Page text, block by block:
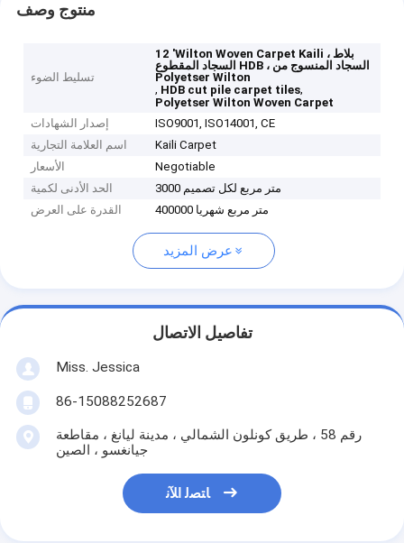
منتوج وصف
تسليط الضوء
12 'Wilton Woven Carpet Kaili ، بلاط
السجاد المقطوع HDB ، السجاد المنسوج من
Polyetser Wilton
, HDB cut pile carpet tiles,
Polyetser Wilton Woven Carpet
إصدار الشهادات
ISO9001, ISO14001, CE
اسم العلامة التجارية
Kaili Carpet
الأسعار
Negotiable
الحد الأدنى لكمية
3000 متر مربع لكل تصميم
القدرة على العرض
400000 متر مربع شهريا
عرض المزيد
تفاصيل الاتصال
Miss. Jessica
86-15088252687
رقم 58 ، طريق كونلون الشمالي ، مدينة ليانغ ، مقاطعة
جيانغسو ، الصين
ﺎﺘﺼﻟ ﺍﻶﻧ